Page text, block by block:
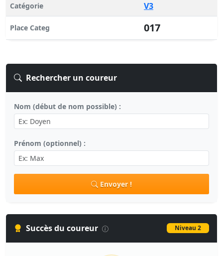
Catégorie V3
Place Categ 017
Rechercher un coureur
Nom (début de nom possible) :
Prénom (optionnel) :
Envoyer !
Succès du coureur Niveau 2